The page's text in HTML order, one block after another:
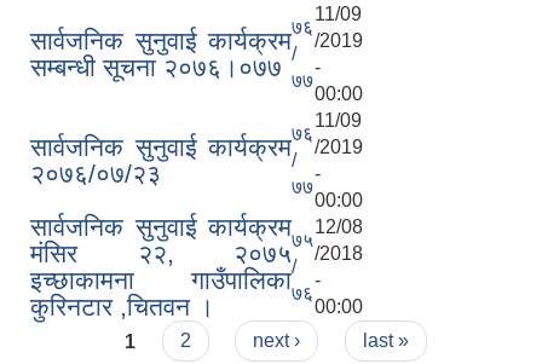
सार्वजनिक सुनुवाई कार्यक्रम
सम्बन्धी सूचना २०७६।०७७
७६
/
७७
11/09
/2019
-
00:00
सार्वजनिक सुनुवाई कार्यक्रम
२०७६/०७/२३
७६
/
७७
11/09
/2019
-
00:00
सार्वजनिक सुनुवाई कार्यक्रम
मंसिर २२, २०७५
इच्छाकामना गाउँपालिका
कुरिनटार ,चितवन ।
७५
/
७६
12/08
/2018
-
00:00
Pages
1 2 next › last »